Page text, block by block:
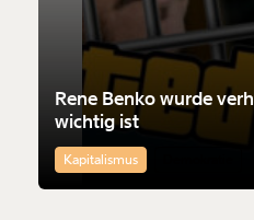
Rene Benko wurde
wichtig ist
Kapitalismus